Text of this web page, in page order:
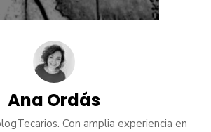
Ana Ordás
Con amplia experiencia en